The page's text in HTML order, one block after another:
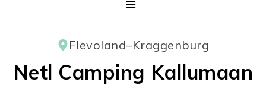
Flevoland–Kraggenburg
Netl Camping Kallumaan